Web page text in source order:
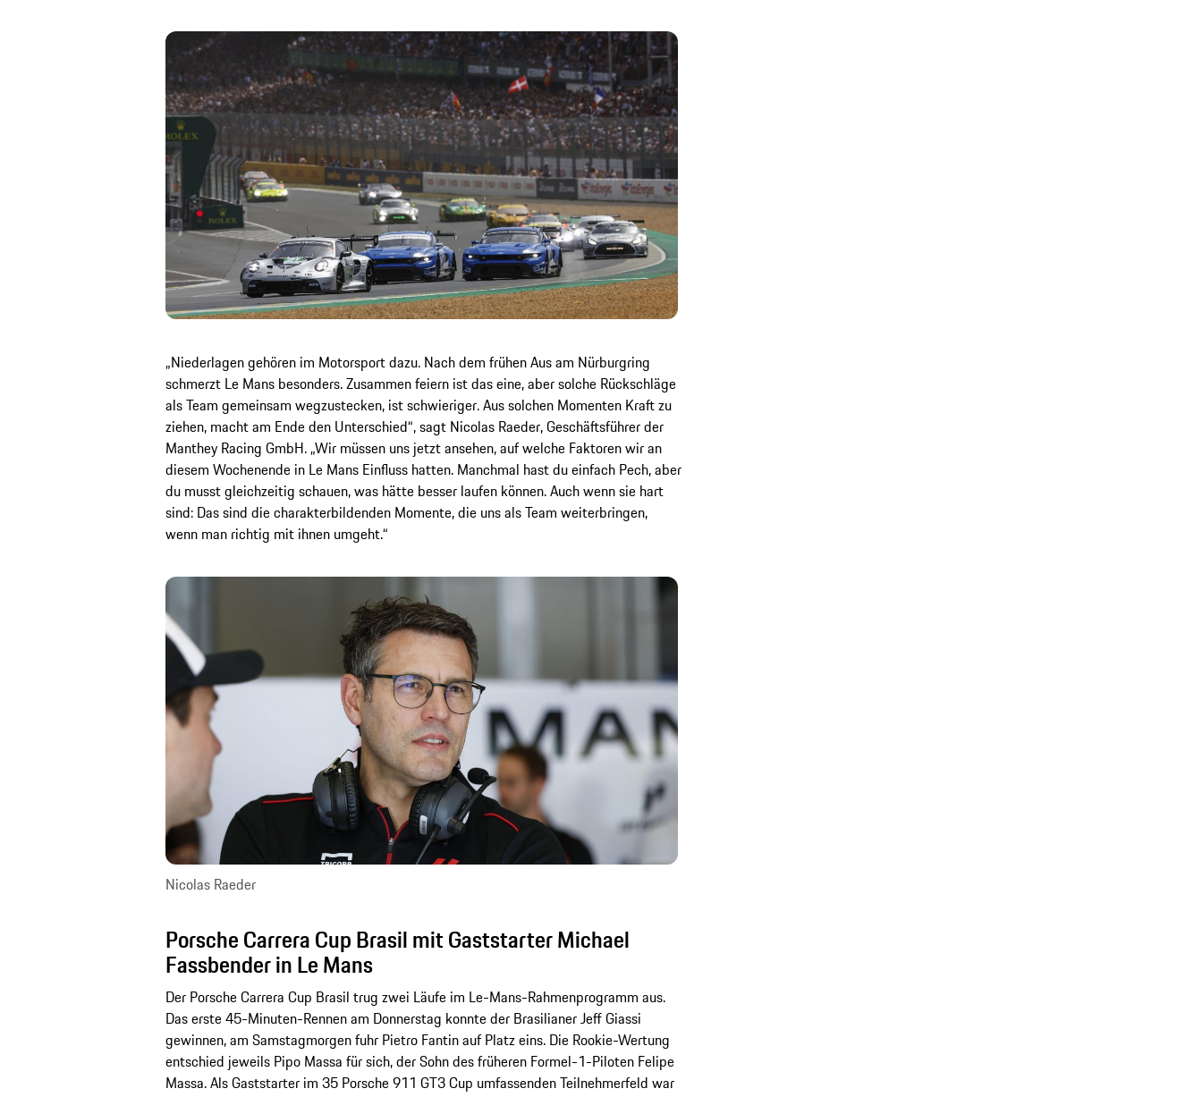
„Niederlagen gehören im Motorsport dazu. Nach dem frühen Aus am Nürburgring
schmerzt Le Mans besonders. Zusammen feiern ist das eine, aber solche Rückschläge
als Team gemeinsam wegzustecken, ist schwieriger. Aus solchen Momenten Kraft zu
ziehen, macht am Ende den Unterschied“, sagt Nicolas Raeder, Geschäftsführer der
Manthey Racing GmbH. „Wir müssen uns jetzt ansehen, auf welche Faktoren wir an
diesem Wochenende in Le Mans Einfluss hatten. Manchmal hast du einfach Pech, aber
du musst gleichzeitig schauen, was hätte besser laufen können. Auch wenn sie hart
sind: Das sind die charakterbildenden Momente, die uns als Team weiterbringen,
wenn man richtig mit ihnen umgeht.“
Nicolas Raeder
Porsche Carrera Cup Brasil mit Gaststarter Michael
Fassbender in Le Mans
Der Porsche Carrera Cup Brasil trug zwei Läufe im Le-Mans-Rahmenprogramm aus.
Das erste 45-Minuten-Rennen am Donnerstag konnte der Brasilianer Jeff Giassi
gewinnen, am Samstagmorgen fuhr Pietro Fantin auf Platz eins. Die Rookie-Wertung
entschied jeweils Pipo Massa für sich, der Sohn des früheren Formel-1-Piloten Felipe
Massa. Als Gaststarter im 35 Porsche 911 GT3 Cup umfassenden Teilnehmerfeld war